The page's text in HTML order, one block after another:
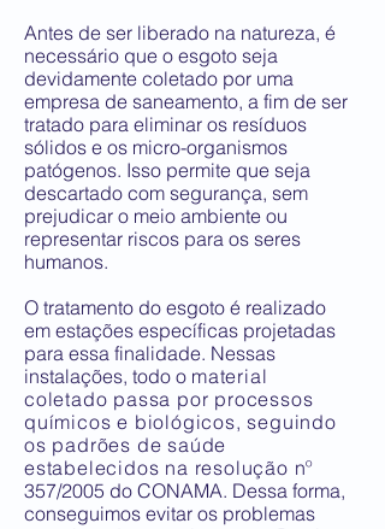
Antes de ser liberado na natureza, é
necessário que o esgoto seja
devidamente coletado por uma
empresa de saneamento, a fim de ser
tratado para eliminar os resíduos
sólidos e os micro-organismos
patógenos. Isso permite que seja
descartado com segurança, sem
prejudicar o meio ambiente ou
representar riscos para os seres
humanos.
O tratamento do esgoto é realizado
em estações específicas projetadas
para essa finalidade. Nessas
instalações, todo o material
coletado passa por processos
químicos e biológicos, seguindo
os padrões de saúde
estabelecidos na resolução nº
357/2005 do CONAMA. Dessa forma,
conseguimos evitar os problemas